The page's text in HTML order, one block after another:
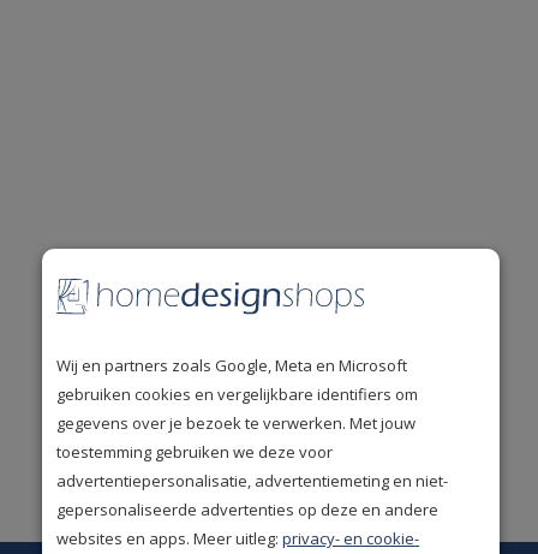
De mooisteA-merken
Uitstekende
klantwaardering(9.1/10)
Ruime keus. Meer dan
50.000 woonproducten!
Wij en partners zoals Google, Meta en Microsoft
gebruiken cookies en vergelijkbare identifiers om
gegevens over je bezoek te verwerken. Met jouw
toestemming gebruiken we deze voor
advertentiepersonalisatie, advertentiemeting en niet-
gepersonaliseerde advertenties op deze en andere
websites en apps. Meer uitleg:privacy- en cookie-